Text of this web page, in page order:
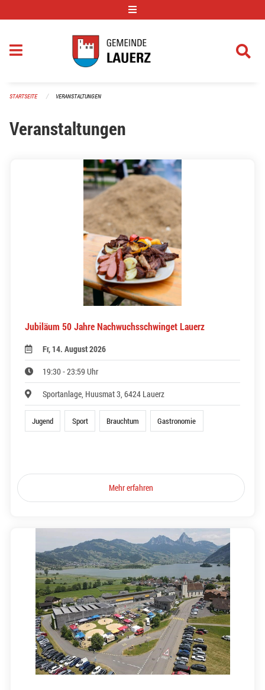
STARTSEITE VERANSTALTUNGEN
Veranstaltungen
Jubiläum 50 Jahre Nachwuchsschwinget Lauerz
Fr, 14. August 2026
19:30 - 23:59 Uhr
Sportanlage, Huusmat 3, 6424 Lauerz
Jugend Sport Brauchtum Gastronomie
Mehr erfahren